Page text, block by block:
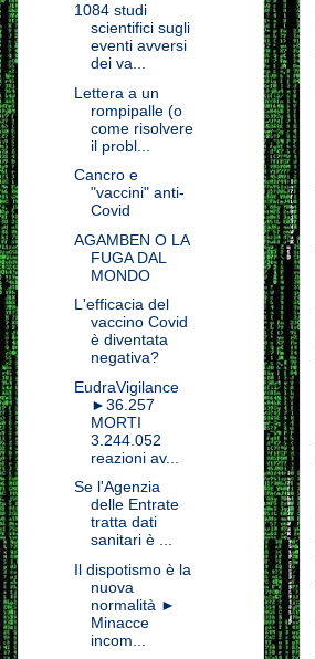
1084 studi
scientifici sugli
eventi avversi
dei va...
Lettera a un
rompipalle (o
come risolvere
il probl...
Cancro e
"vaccini" anti-
Covid
AGAMBEN O LA
FUGA DAL
MONDO
L'efficacia del
vaccino Covid
è diventata
negativa?
EudraVigilance
►36.257
MORTI
3.244.052
reazioni av...
Se l'Agenzia
delle Entrate
tratta dati
sanitari è ...
Il dispotismo è la
nuova
normalità ►
Minacce
incom...